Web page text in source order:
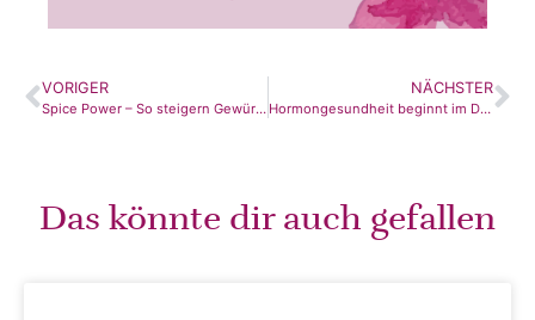
VORIGER
Spice Power – So steigern Gewürze dein Wohlbefinden
NÄCHSTER
Hormongesundheit beginnt im Darm
Das könnte dir auch gefallen